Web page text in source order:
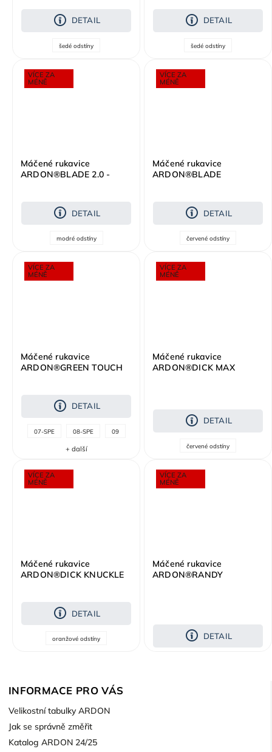
DETAIL
šedé odstíny
DETAIL
šedé odstíny
VÍCE ZA
MÉNĚ
Máčené rukavice
ARDON®BLADE 2.0 -
DETAIL
modré odstíny
VÍCE ZA
MÉNĚ
Máčené rukavice
ARDON®BLADE
DETAIL
červené odstíny
VÍCE ZA
MÉNĚ
Máčené rukavice
ARDON®GREEN TOUCH
DETAIL
07-SPE 08-SPE 09
+ další
VÍCE ZA
MÉNĚ
Máčené rukavice
ARDON®DICK MAX
DETAIL
červené odstíny
VÍCE ZA
MÉNĚ
Máčené rukavice
ARDON®DICK KNUCKLE
DETAIL
oranžové odstíny
VÍCE ZA
MÉNĚ
Máčené rukavice
ARDON®RANDY
DETAIL
INFORMACE PRO VÁS
Velikostní tabulky ARDON
Jak se správně změřit
Katalog ARDON 24/25